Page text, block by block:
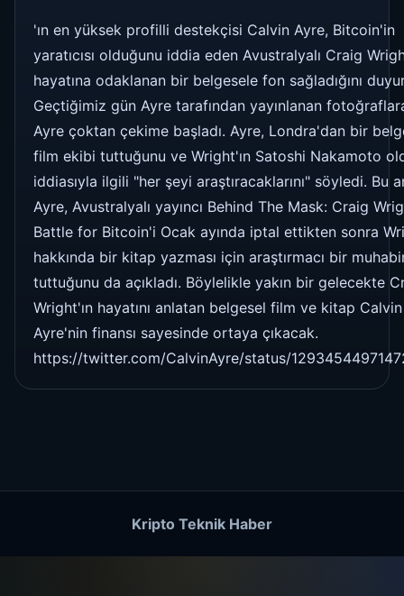
'ın en yüksek profilli destekçisi Calvin Ayre, Bitcoin'in
yaratıcısı olduğunu iddia eden Avustralyalı Craig
hayatına odaklanan bir belgesele fon sağladığını
Geçtiğimiz gün Ayre tarafından yayınlanan
Ayre çoktan çekime başladı. Ayre, Londra'dan bir
film ekibi tuttuğunu ve Wright'ın Satoshi Nakamoto
iddiasıyla ilgili "her şeyi araştıracaklarını" söyledi. Bu
Ayre, Avustralyalı yayıncı Behind The Mask: Craig
Battle for Bitcoin'i Ocak ayında iptal ettikten sonra
hakkında bir kitap yazması için araştırmacı bir
tuttuğunu da açıkladı. Böylelikle yakın bir gelecekte
Wright'ın hayatını anlatan belgesel film ve kitap Calvin
Ayre'nin finansı sayesinde ortaya çıkacak.
https://twitter.com/CalvinAyre/status/
Kripto Teknik Haber